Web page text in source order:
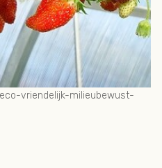
vriendelijk-milieubewust-